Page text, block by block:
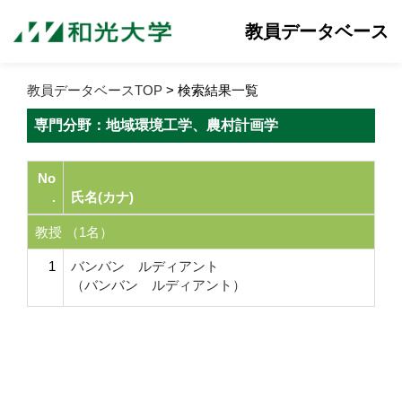
教員データベース
教員データベースTOP > 検索結果一覧
専門分野：地域環境工学、農村計画学
No
.
氏名(カナ)
教授 （1名）
1
バンバン ルディアント
（バンバン ルディアント）